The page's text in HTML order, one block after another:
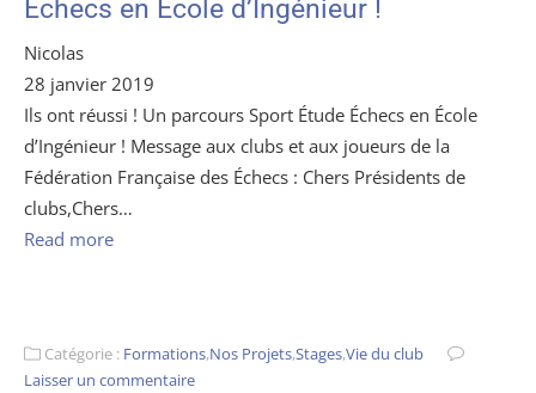
Échecs en École d’Ingénieur !
Nicolas
28 janvier 2019
Ils ont réussi ! Un parcours Sport Étude Échecs en École
d’Ingénieur ! Message aux clubs et aux joueurs de la
Fédération Française des Échecs : Chers Présidents de
clubs,Chers…
Read more
Catégorie : Formations,Nos Projets,Stages,Vie du club
Laisser un commentaire